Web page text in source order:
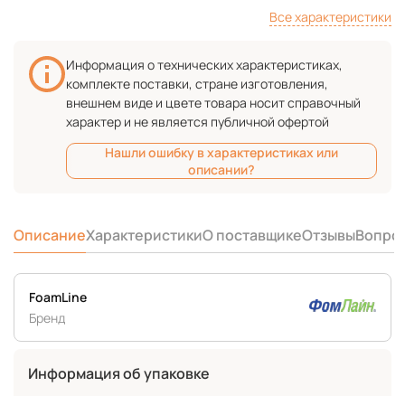
Все характеристики
Информация о технических характеристиках,
комплекте поставки, стране изготовления,
внешнем виде и цвете товара носит справочный
характер и не является публичной офертой
Нашли ошибку в характеристиках или
описании?
ОписаниеХарактеристикиО поставщикеОтзывы
FoamLine
Бренд
Информация об упаковке